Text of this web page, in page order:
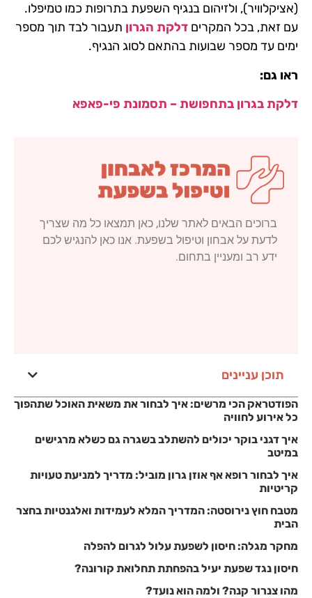
(אציקלוויר), ולזיהום בנגיף השפעת בתרופות כמו טמיפלו.
עם זאת, בכל המקרים דלקת הגרון תעבור לבד תוך מספר
ימים עד מספר שבועות בהתאם לסוג הנגיף.
ראו גם:
דלקת בגרון בתחפושת – תסמונת פי-פאפא
ברוכים הבאים לאתר שלנו, כאן תמצאו כל מה שצריך
לדעת על אבחון וטיפול בשפעת. אנו כאן להנגיש לכם
ידע רב ומעניין בתחום.
תוכן עניינים
הפודטראק הכי מרשים: איך לבחור את משאית האוכל שתהפוך
כל אירוע לחוויה
איך דגני בוקר יכולים להשתלב בשגרה גם כשלא מרגישים
במיטב
איך לבחור רופא אף אוזן גרון מוביל: מדריך למניעת טעויות
קריטיות
מטבח חוץ נירוסטה: המדריך המלא לעמידות ואלגנטיות בחצר
הבית
מחקר מגלה: חיסון לשפעת עלול לגרום להפלה
חיסון נגד שפעת יעיל בהפחתת תחלואת קורונה?
מהו צנרור קנה? ולמה הוא נועד?